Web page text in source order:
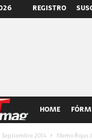
REGISTRO
A
HOME
Septiembre 2014 Memo Rojas